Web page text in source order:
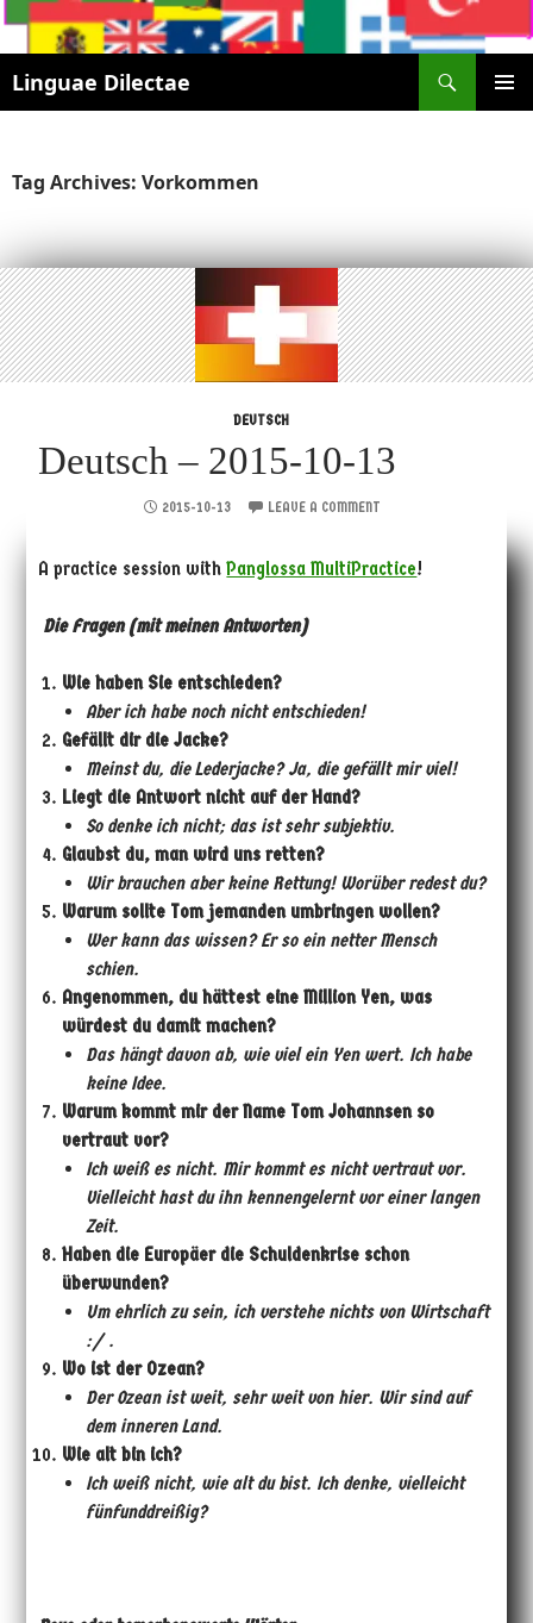
Linguae Dilectae
SKIP
Tag Archives: Vorkommen
DEUTSCH
Deutsch – 2015-10-13
2015-10-13 LEAVE A COMMENT
A practice session withPanglossa MultiPractice!
Die Fragen (mit meinen Antworten)
Wie haben Sie entschieden?
Aber ich habe noch nicht entschieden!
Gefällt dir die Jacke?
Meinst du, die Lederjacke? Ja, die gefällt mir viel!
Liegt die Antwort nicht auf der Hand?
So denke ich nicht; das ist sehr subjektiv.
Glaubst du, man wird uns retten?
Wir brauchen aber keine Rettung! Worüber redest du?
Warum sollte Tom jemanden umbringen wollen?
Wer kann das wissen? Erso ein netter Mensch
schien.
Angenommen, du hättest eine Million Yen, was
würdest du damit machen?
Das hängt davon ab, wie viel ein Yen wert. Ich habe
keine Idee.
Warum kommt mir der Name Tom Johannsen so
vertraut vor?
Ich weiß es nicht. Mir kommt es nicht vertraut vor.
Vielleicht hast du ihn kennengelernt vor einer langen
Zeit.
Haben die Europäer die Schuldenkrise schon
überwunden?
Um ehrlich zu sein, ich verstehe nichts von Wirtschaft
:/ .
Wo ist der Ozean?
Der Ozean ist weit, sehr weit von hier. Wir sind auf
dem inneren Land.
Wie alt bin ich?
Ich weißnicht, wie alt du bist. Ich denke, vielleicht
fünfunddreißig?